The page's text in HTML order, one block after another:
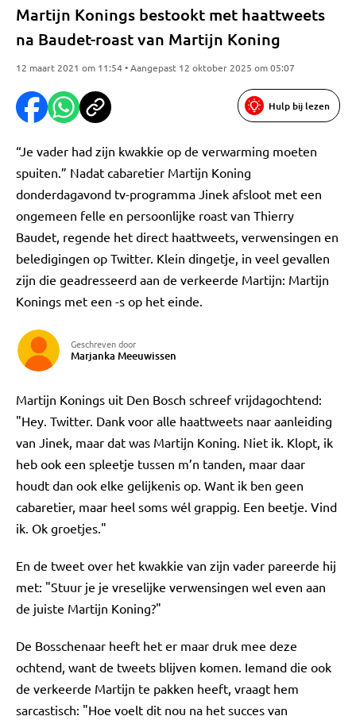
Martijn Konings bestookt met haattweets
na Baudet-roast van Martijn Koning
12 maart 2021 om 11:54 • Aangepast 12 oktober 2025 om 05:07
Hulp bij lezen
“Je vader had zijn kwakkie op de verwarming moeten
spuiten.” Nadat cabaretier Martijn Koning
donderdagavond tv-programma Jinek afsloot met een
ongemeen felle en persoonlijke roast van Thierry
Baudet, regende het direct haattweets, verwensingen en
beledigingen op Twitter. Klein dingetje, in veel gevallen
zijn die geadresseerd aan de verkeerde Martijn: Martijn
Konings met een -s op het einde.
Geschreven door
Marjanka Meeuwissen
Martijn Konings uit Den Bosch schreef vrijdagochtend:
"Hey. Twitter. Dank voor alle haattweets naar aanleiding
van Jinek, maar dat was Martijn Koning. Niet ik. Klopt, ik
heb ook een spleetje tussen m’n tanden, maar daar
houdt dan ook elke gelijkenis op. Want ik ben geen
cabaretier, maar heel soms wél grappig. Een beetje. Vind
ik. Ok groetjes."
En de tweet over het kwakkie van zijn vader pareerde hij
met: "Stuur je je vreselijke verwensingen wel even aan
de juiste Martijn Koning?"
De Bosschenaar heeft het er maar druk mee deze
ochtend, want de tweets blijven komen. Iemand die ook
de verkeerde Martijn te pakken heeft, vraagt hem
sarcastisch: "Hoe voelt dit nou na het succes van